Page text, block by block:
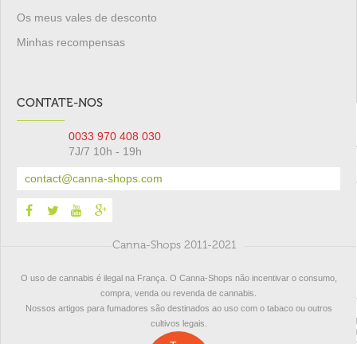
Os meus vales de desconto
Minhas recompensas
CONTATE-NOS
0033 970 408 030
7J/7 10h - 19h
contact@canna-shops.com
Canna-Shops 2011-2021
O uso de cannabis é ilegal na França. O Canna-Shops não incentivar o consumo,
compra, venda ou revenda de cannabis.
Nossos artigos para fumadores são destinados ao uso com o tabaco ou outros
cultivos legais.